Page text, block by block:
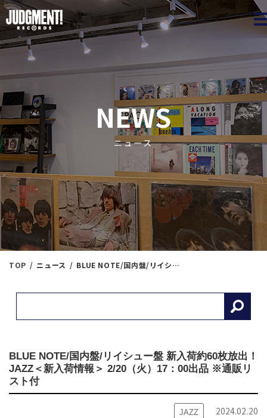
NEWS
ニュース
TOP ニュース BLUE NOTE/国内盤/リイシュー盤 新入荷約60枚放出！ JAZZ＜新入荷情報＞ 2/20（火）17：00出品 ※通販リスト付
BLUE NOTE/国内盤/リイシュー盤 新入荷約60枚放出！
JAZZ＜新入荷情報＞ 2/20（火）17：00出品 ※通販リ
スト付
JAZZ 2024.02.20